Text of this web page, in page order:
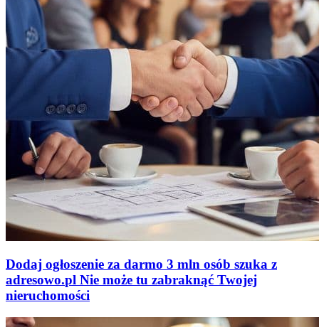
Dodaj ogłoszenie za darmo 3 mln osób szuka z
adresowo.pl Nie może tu zabraknąć Twojej
nieruchomości